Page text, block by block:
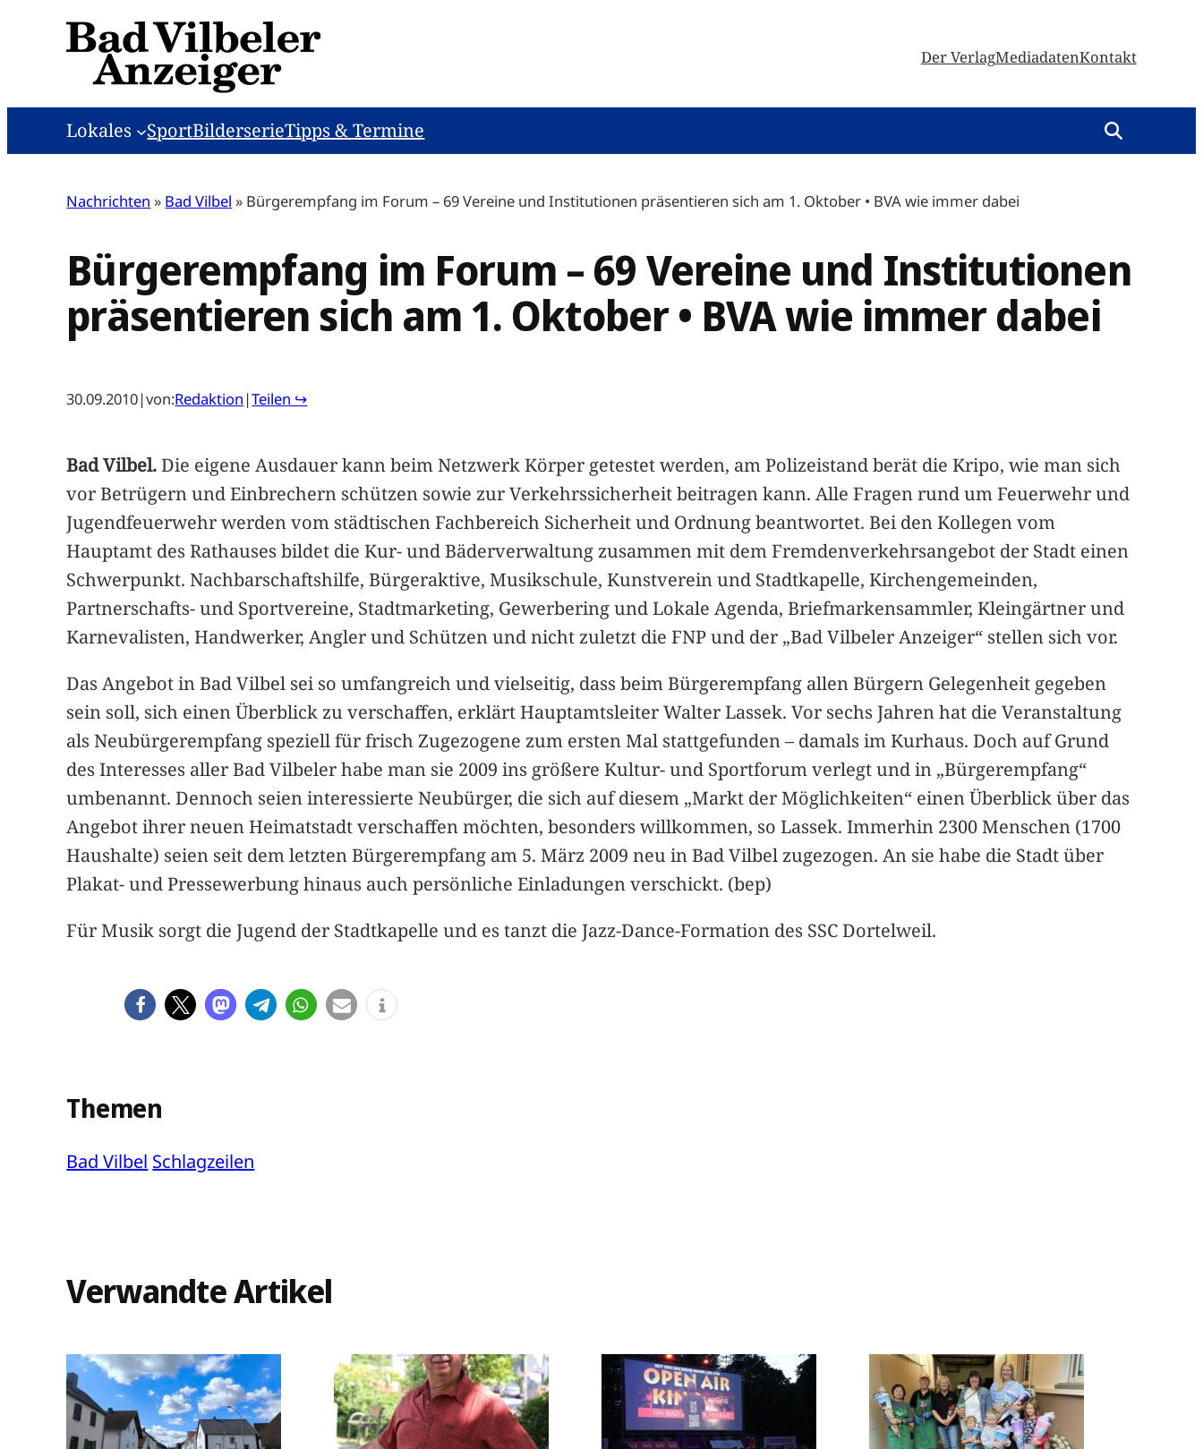
Der VerlagMediadatenKontakt
Lokales SportBilderserieTipps & Termine
Nachrichten » Bad Vilbel » Bürgerempfang im Forum – 69 Vereine und Institutionen präsentieren sich am 1. Oktober • BVA wie immer dabei
Bürgerempfang im Forum – 69 Vereine und Institutionen
präsentieren sich am 1. Oktober • BVA wie immer dabei
30.09.2010|von:Redaktion |Teilen ↪
Bad Vilbel.Die eigene Ausdauer kann beim Netzwerk Körper getestet werden, am Polizeistand berät die Kripo, wie man sich
vor Betrügern und Einbrechern schützen sowie zur Verkehrssicherheit beitragen kann. Alle Fragen rund um Feuerwehr und
Jugendfeuerwehr werden vom städtischen Fachbereich Sicherheit und Ordnung beantwortet. Bei den Kollegen vom
Hauptamt des Rathauses bildet die Kur- und Bäderverwaltung zusammen mit dem Fremdenverkehrsangebot der Stadt einen
Schwerpunkt. Nachbarschaftshilfe, Bürgeraktive, Musikschule, Kunstverein und Stadtkapelle, Kirchengemeinden,
Partnerschafts- und Sportvereine, Stadtmarketing, Gewerbering und Lokale Agenda, Briefmarkensammler, Kleingärtner und
Karnevalisten, Handwerker, Angler und Schützen und nicht zuletzt die FNP und der „Bad Vilbeler Anzeiger“ stellen sich vor.
Das Angebot in Bad Vilbel sei so umfangreich und vielseitig, dass beim Bürgerempfang allen Bürgern Gelegenheit gegeben
sein soll, sich einen Überblick zu verschaffen, erklärt Hauptamtsleiter Walter Lassek. Vor sechs Jahren hat die Veranstaltung
als Neubürgerempfang speziell für frisch Zugezogene zum ersten Mal stattgefunden – damals im Kurhaus. Doch auf Grund
des Interesses aller Bad Vilbeler habe man sie 2009 ins größere Kultur- und Sportforum verlegt und in „Bürgerempfang“
umbenannt. Dennoch seien interessierte Neubürger, die sich auf diesem „Markt der Möglichkeiten“ einen Überblick über das
Angebot ihrer neuen Heimatstadt verschaffen möchten, besonders willkommen, so Lassek. Immerhin 2300 Menschen (1700
Haushalte) seien seit dem letzten Bürgerempfang am 5. März 2009 neu in Bad Vilbel zugezogen. An sie habe die Stadt über
Plakat- und Pressewerbung hinaus auch persönliche Einladungen verschickt. (bep)
Für Musik sorgt die Jugend der Stadtkapelle und es tanzt die Jazz-Dance-Formation des SSC Dortelweil.
Themen
Bad Vilbel Schlagzeilen
Verwandte Artikel